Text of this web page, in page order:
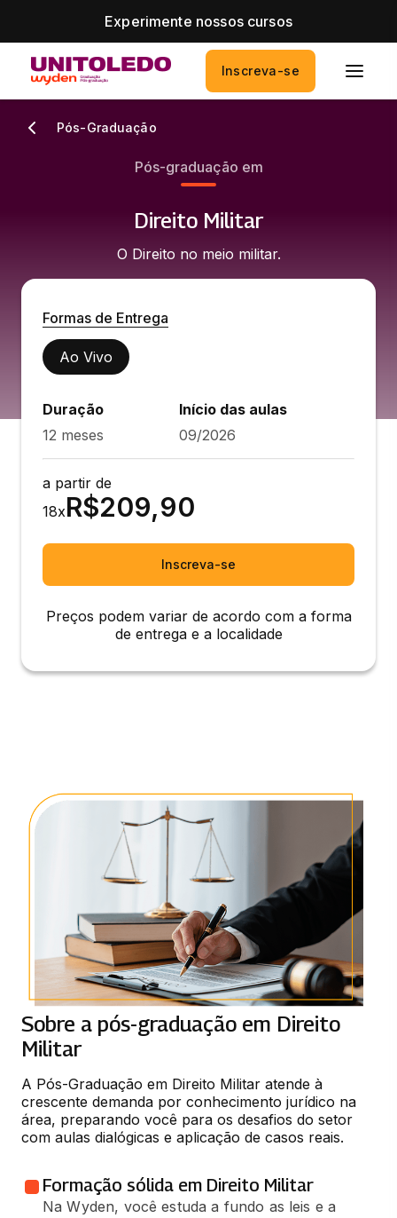
Experimente nossos cursos
Inscreva-se
Pós-Graduação
Pós-graduação em
Direito Militar
O Direito no meio militar.
Formas de Entrega
Ao Vivo
Duração
12 meses
Início das aulas
09/2026
a partir de
18xR$209,90
Inscreva-se
Preços podem variar de acordo com a forma
de entrega e a localidade
Sobre a pós-graduação em Direito
Militar
A Pós-Graduação em Direito Militar atende à
crescente demanda por conhecimento jurídico na
área, preparando você para os desafios do setor
com aulas dialógicas e aplicação de casos reais.
Formação sólida em Direito Militar
Na Wyden, você estuda a fundo as leis e a